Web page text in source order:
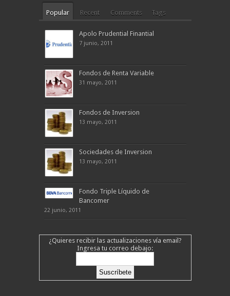
Popular Recent Comments Tags
Apolo Prudential Finantial
7 junio, 2011
Fondos de Renta Variable
31 mayo, 2011
Fondos de Inversion
13 mayo, 2011
Sociedades de Inversion
13 mayo, 2011
Fondo Triple Líquido de
Bancomer
22 junio, 2011
¿Quieres recibir las actualizaciones vía email?
Ingresa tu correo debajo: